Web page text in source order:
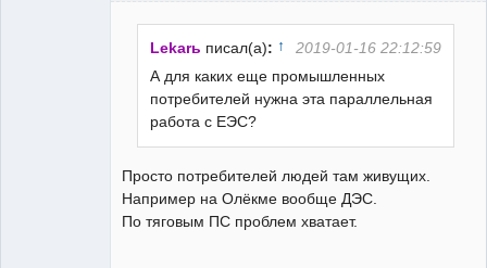
Lekarь писал(а): ↑
2019-01-16 22:12:59
А для каких еще промышленных
потребителей нужна эта параллельная
работа с ЕЭС?
Просто потребителей людей там живущих.
Например на Олёкме вообще ДЭС.
По тяговым ПС проблем хватает.